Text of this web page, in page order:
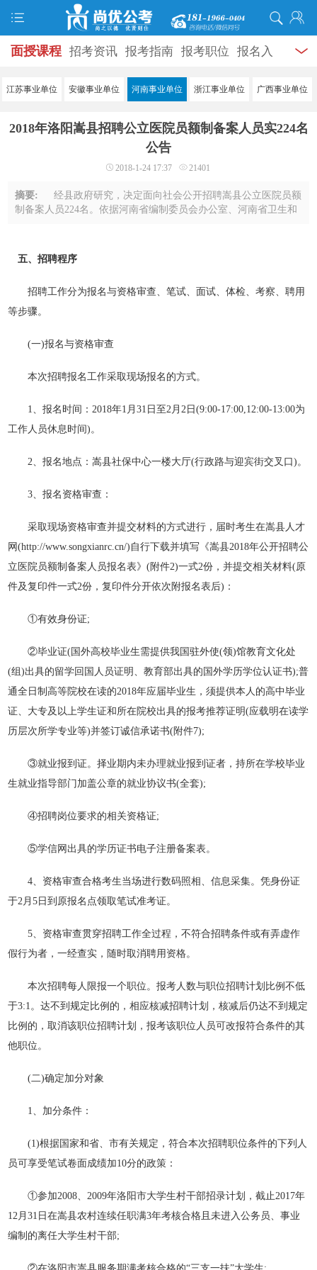
面授课程 招考资讯 报考指南 报考职位 报名入
口 打准考证 成绩查询 面试公告 录用公示 辅导
学员风采 名师团队
江苏事业单位 安徽事业单位 河南事业单位 浙江事业单位 广西事业单位
2018年洛阳嵩县招聘公立医院员额制备案人员实224名
公告
2018-1-24 17:37 21401
摘要:
经县政府研究，决定面向社会公开招聘嵩县公立医院员额
制备案人员224名。依据河南省编制委员会办公室、河南省卫生和
五、招聘程序
招聘工作分为报名与资格审查、笔试、面试、体检、考察、聘用
等步骤。
(一)报名与资格审查
本次招聘报名工作采取现场报名的方式。
1、报名时间：2018年1月31日至2月2日(9:00-17:00,12:00-13:00为
工作人员休息时间)。
2、报名地点：嵩县社保中心一楼大厅(行政路与迎宾街交叉口)。
3、报名资格审查：
采取现场资格审查并提交材料的方式进行，届时考生在嵩县人才
网(http://www.songxianrc.cn/)自行下载并填写《嵩县2018年公开招聘公
立医院员额制备案人员报名表》(附件2)一式2份，并提交相关材料(原
件及复印件一式2份，复印件分开依次附报名表后)：
①有效身份证;
②毕业证(国外高校毕业生需提供我国驻外使(领)馆教育文化处
(组)出具的留学回国人员证明、教育部出具的国外学历学位认证书);普
通全日制高等院校在读的2018年应届毕业生，须提供本人的高中毕业
证、大专及以上学生证和所在院校出具的报考推荐证明(应载明在读学
历层次所学专业等)并签订诚信承诺书(附件7);
③就业报到证。择业期内未办理就业报到证者，持所在学校毕业
生就业指导部门加盖公章的就业协议书(全套);
④招聘岗位要求的相关资格证;
⑤学信网出具的学历证书电子注册备案表。
4、资格审查合格考生当场进行数码照相、信息采集。凭身份证
于2月5日到原报名点领取笔试准考证。
5、资格审查贯穿招聘工作全过程，不符合招聘条件或有弄虚作
假行为者，一经查实，随时取消聘用资格。
本次招聘每人限报一个职位。报考人数与职位招聘计划比例不低
于3:1。达不到规定比例的，相应核减招聘计划，核减后仍达不到规定
比例的，取消该职位招聘计划，报考该职位人员可改报符合条件的其
他职位。
(二)确定加分对象
1、加分条件：
(1)根据国家和省、市有关规定，符合本次招聘职位条件的下列人
员可享受笔试卷面成绩加10分的政策：
①参加2008、2009年洛阳市大学生村干部招录计划，截止2017年
12月31日在嵩县农村连续任职满3年考核合格且未进入公务员、事业
编制的离任大学生村干部;